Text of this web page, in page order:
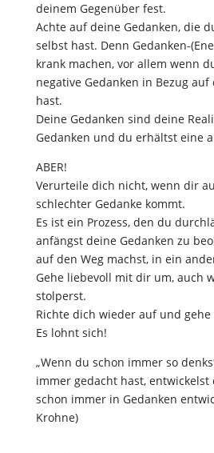
deinem Gegenüber fest.
Achte auf deine Gedanken, die
selbst hast. Denn Gedanken-
krank machen, vor allem wenn
negative Gedanken in Bezug
hast.
Deine Gedanken sind deine
Gedanken und du erhältst eine
ABER!
Verurteile dich nicht, wenn dir
schlechter Gedanke kommt.
Es ist ein Prozess, den du
anfängst deine Gedanken zu
auf den Weg machst, in ein
Gehe liebevoll mit dir um, auch
stolperst.
Richte dich wieder auf und gehe
Es lohnt sich!
„Wenn du schon immer so
immer gedacht hast, entwickelst
schon immer in Gedanken
Krohne)